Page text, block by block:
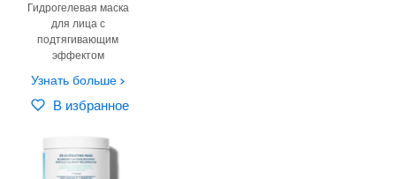
Гидрогелевая маска
для лица с
подтягивающим
эффектом
Узнать больше
В избранное